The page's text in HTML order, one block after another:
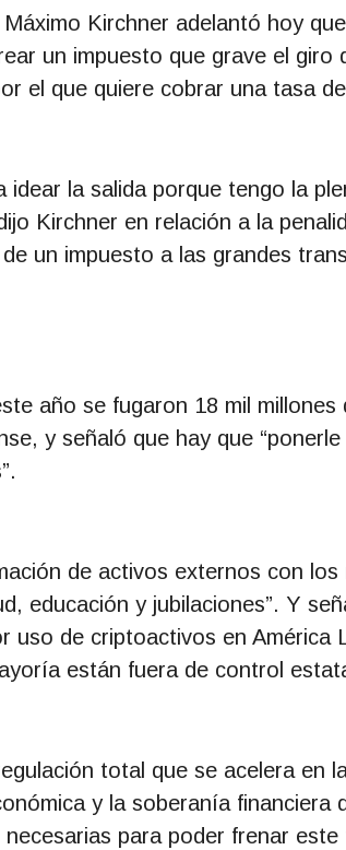
Máximo Kirchner adelantó hoy
un impuesto que grave el giro
el que quiere cobrar una tasa
idear la salida porque tengo la
Kirchner en relación a la
un impuesto a las grandes
año se fugaron 18 mil
y señaló que hay que
de activos externos con
educación y jubilaciones”. Y
uso de criptoactivos en América
están fuera de control
total que se acelera en
y la soberanía financiera
para poder frenar